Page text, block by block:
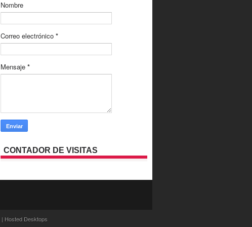
Nombre
Correo electrónico *
Mensaje *
CONTADOR DE VISITAS
| Hosted Desktops